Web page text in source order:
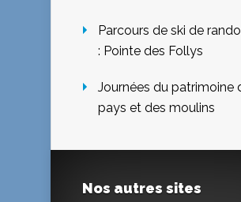
Parcours de ski de
: Pointe des Follys
Journées du patrimoine
pays et des moulins
Nos autres sites